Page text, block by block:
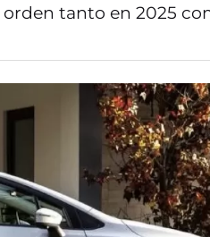
tanto en 2025